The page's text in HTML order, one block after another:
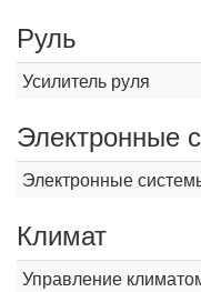
Руль
Усилитель руля
Электронные
Электронные
Климат
Управление